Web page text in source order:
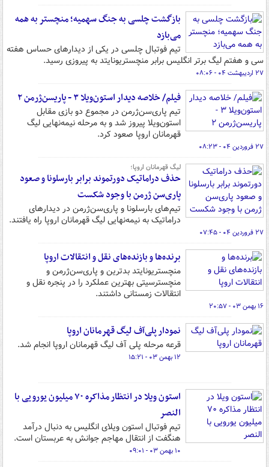
بازگشت چلسی به جنگ سهمیه؛ منچستر به همه
می‌بازد
تیم فوتبال چلسی در یکی از دیدارهای حساس هفته
سی و هفتم لیگ برتر انگلیس برابر منچستریونایتد به پیروزی رسید.
۲۷ اردیبهشت ۰۴ - ۰۸:۰۶
فیلم/ خلاصه دیدار استون‌ویلا ۳ - پاریسن‌ژرمن‌ ۲
تیم پاری‌سن‌ژرمن در مجموع دو بازی مقابل
استون‌ویلا پیروز شد و به مرحله نیمه‌نهایی لیگ
قهرمانان اروپا صعود کرد.
۲۷ فروردین ۰۴ - ۰۸:۲۳
لیگ قهرمانان اروپا؛
حذف دراماتیک دورتموند برابر بارسلونا و صعود
پاری‌سن ژرمن با وجود شکست
تیم‌های بارسلونا و پاری‌سن‌ژرمن در دیدارهای
دراماتیک به نیمه‌نهایی لیگ قهرمانان اروپا راه یافتند.
۲۷ فروردین ۰۴ - ۰۷:۴۵
برنده‌ها و بازنده‌های نقل و انتقالات اروپا
منچستریونایتد بدترین و پاری‌سن‌ژرمن و
منچسترسیتی بهترین عملکرد را در پنجره نقل و
انتقالات زمستانی داشتند.
۱۶ بهمن ۰۳ - ۲۰:۵۷
نمودار پلی‌آف لیگ قهرمانان اروپا
قرعه مرحله پلی آف لیگ قهرمانان اروپا انجام شد.
۱۲ بهمن ۰۳ - ۱۵:۲۱
استون ویلا در انتظار مذاکره ۷۰ میلیون یورویی با
النصر
تیم فوتبال استون ویلای انگلیس به دنبال درآمد
هنگفت از انتقال مهاجم جوانش به عربستان است.
۱۰ بهمن ۰۳ - ۰۹:۰۱